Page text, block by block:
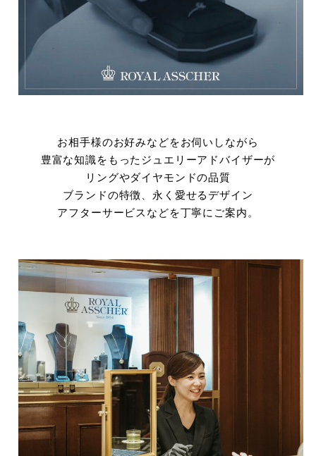
お相手様のお好みなどをお伺いしながら
豊富な知識をもったジュエリーアドバイザーが
リングやダイヤモンドの品質
ブランドの特徴、永く愛せるデザイン
アフターサービスなどを丁寧にご案内。